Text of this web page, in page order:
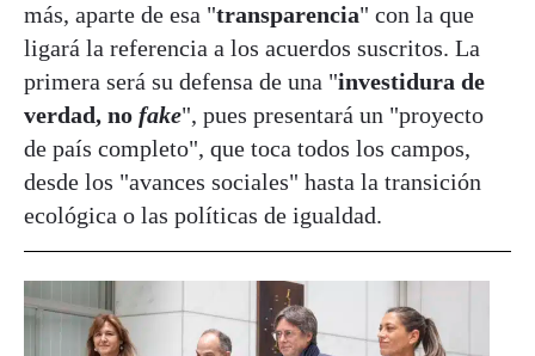
más, aparte de esa "transparencia" con la que
ligará la referencia a los acuerdos suscritos. La
primera será su defensa de una "investidura de
verdad, no fake", pues presentará un "proyecto
de país completo", que toca todos los campos,
desde los "avances sociales" hasta la transición
ecológica o las políticas de igualdad.